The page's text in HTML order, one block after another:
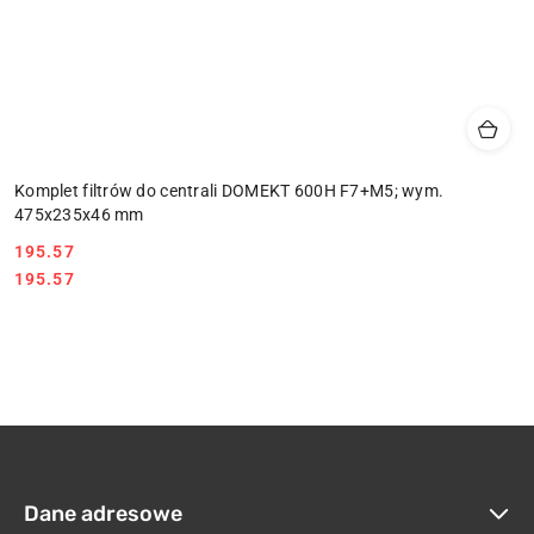
Komplet filtrów do centrali DOMEKT 600H F7+M5; wym.
475x235x46 mm
Cena:
195.57
Cena:
195.57
Dane adresowe